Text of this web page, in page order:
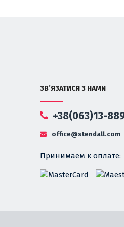
ЗВ’ЯЗАТИСЯ З НАМИ
+38(063)13-
office@stendall.com
Принимаем к оплате: